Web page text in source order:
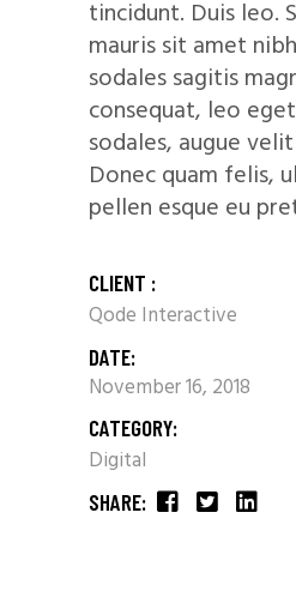
tincidunt. Duis leo.
mauris sit amet
sodales sagitis
consequat, leo
sodales, augue velit
Donec quam felis,
pellen esque eu
CLIENT :
Qode Interactive
DATE:
November 16, 2018
CATEGORY:
Digital
SHARE: